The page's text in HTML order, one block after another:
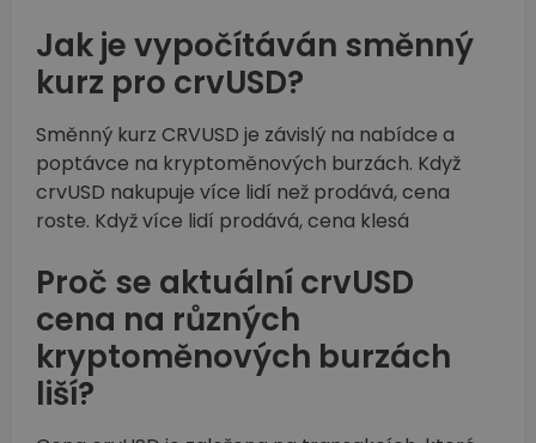
Jak je vypočítáván směnný
kurz pro crvUSD?
Směnný kurz CRVUSD je závislý na nabídce a
poptávce na kryptoměnových burzách. Když
crvUSD nakupuje více lidí než prodává, cena
roste. Když více lidí prodává, cena klesá
Proč se aktuální crvUSD
cena na různých
kryptoměnových burzách
liší?